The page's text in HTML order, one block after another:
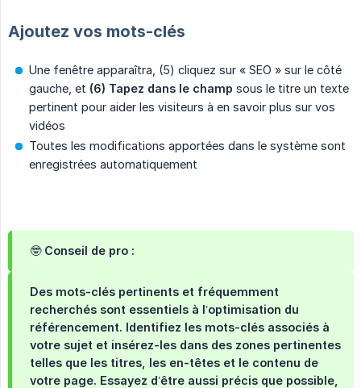
Ajoutez vos mots-clés
Une fenêtre apparaîtra, (5) cliquez sur « SEO » sur le côté
gauche, et (6) Tapez dans le champ sous le titre un texte
pertinent pour aider les visiteurs à en savoir plus sur vos
vidéos
Toutes les modifications apportées dans le système sont
enregistrées automatiquement
🤓 Conseil de pro :
Des mots-clés pertinents et fréquemment
recherchés sont essentiels à l’optimisation du
référencement. Identifiez les mots-clés associés à
votre sujet et insérez-les dans des zones pertinentes
telles que les titres, les en-têtes et le contenu de
votre page. Essayez d’être aussi précis que possible,